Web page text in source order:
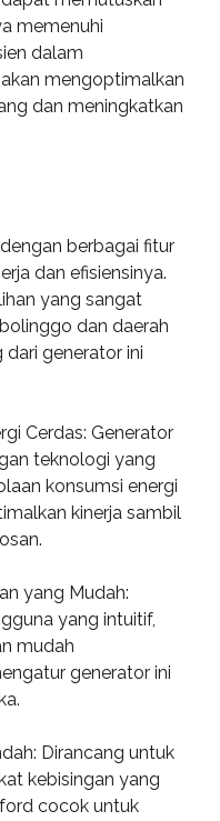
memenuhi
dalam
mengoptimalkan
dan meningkatkan
berbagai fitur
dan efisiensinya.
yang sangat
dan daerah
generator ini
Cerdas: Generator
teknologi yang
konsumsi energi
kinerja sambil
yang Mudah:
yang intuitif,
mudah
generator ini
Dirancang untuk
kebisingan yang
cocok untuk